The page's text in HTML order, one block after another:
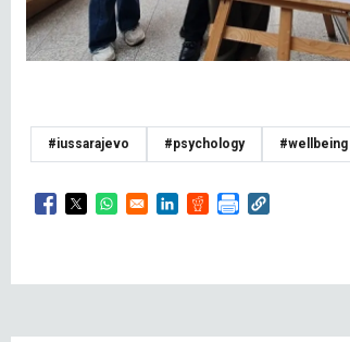
#iussarajevo #psychology #wellbeing
Opens in a new window
Opens in a new window
Opens in a new window
Opens in a new window
Opens in a new window